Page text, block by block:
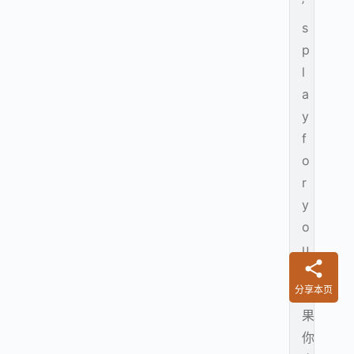
’
s
p
l
a
y
f
o
r
y
o
u
如
果
你
分享本页